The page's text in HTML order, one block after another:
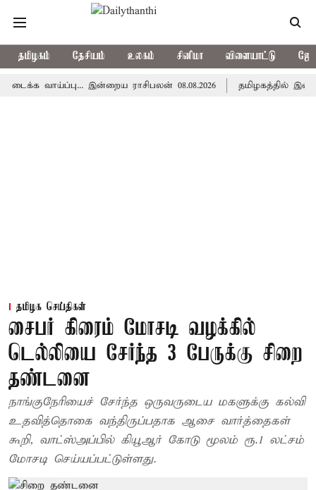
தமிழகம் தேசியம் உலகம் சினிமா விளையாட்டு
இன்றைய ராசிபலன் 08.08.2026 தமிழகத்தில் இன்று
தமிழக செய்திகள்
சைபர் கிரைம் மோசடி வழக்கில்
டெல்லியை சேர்ந்த 3 பேருக்கு சிறை
தண்டனை
நாங்குநேரியைச் சேர்ந்த ஒருவருடைய மகளுக்கு கல்வி
உதவித்தொகை வந்திருப்பதாக ஆசை வார்த்தைகள்
கூறி, வாட்ஸ்அப்பில் கியூஆர் கோடு மூலம் ரூ.1 லட்சம்
மோசடி செய்யப்பட்டுள்ளது.